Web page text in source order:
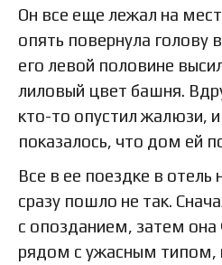
Он все еще лежал на
опять повернула голову
его левой половине
лиловый цвет башня.
кто-то опустил жалюзи,
показалось, что дом ей
Все в ее поездке в отель
сразу пошло не так.
с опозданием, затем она
рядом с ужасным типом,